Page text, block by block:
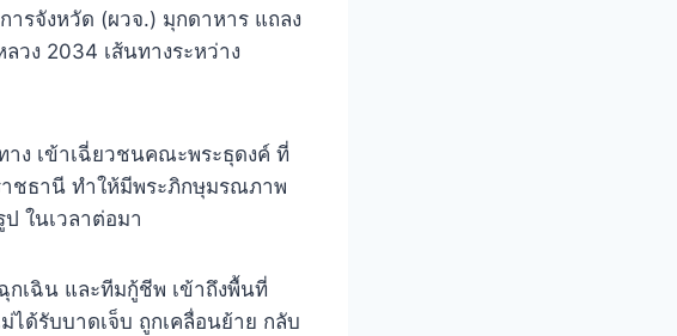
จังหวัด (ผวจ.) มุกดาหาร แถลง
วง 2034 เส้นทางระหว่าง
าง เข้าเฉี่ยวชนคณะพระธุดงค์ ที่
ชธานี ทำให้มีพระภิกษุมรณภาพ
ในเวลาต่อมา
เฉิน และทีมกู้ชีพ เข้าถึงพื้นที่
ได้รับบาดเจ็บ ถูกเคลื่อนย้าย กลับ